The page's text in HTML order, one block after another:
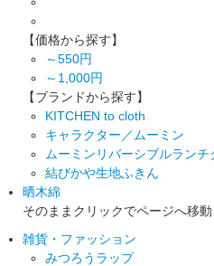
【価格から探す】
～550円
～1,000円
【ブランドから探す】
KITCHEN to cloth
キャラクター／ムーミン
ムーミンリバーシブルランチ
結びかや生地ふきん
晒木綿
そのままクリックでページへ移
雑貨・ファッション
みつろうラップ